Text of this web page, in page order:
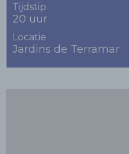
Tijdstip
20 uur
Locatie
Jardins de Terramar